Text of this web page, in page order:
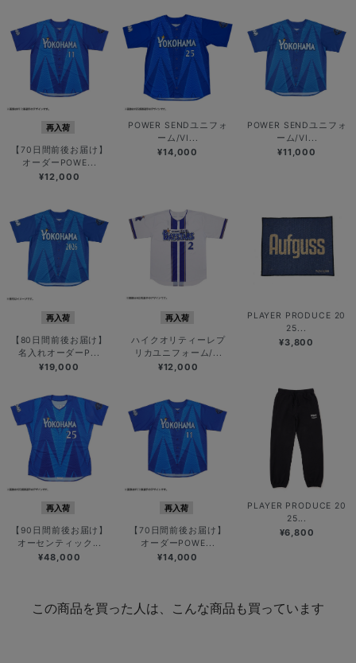
再入荷
【70日間前後お届け】
オーダーPOWE...
¥12,000
POWER SENDユニフォ
ーム/VI...
¥14,000
POWER SENDユニフォ
ーム/VI...
¥11,000
再入荷
【80日間前後お届け】
名入れオーダーP...
¥19,000
再入荷
ハイクオリティーレプ
リカユニフォーム/...
¥12,000
PLAYER PRODUCE 20
25...
¥3,800
再入荷
【90日間前後お届け】
オーセンティック...
¥48,000
再入荷
【70日間前後お届け】
オーダーPOWE...
¥14,000
PLAYER PRODUCE 20
25...
¥6,800
この商品を買った人は、こんな商品も買っています